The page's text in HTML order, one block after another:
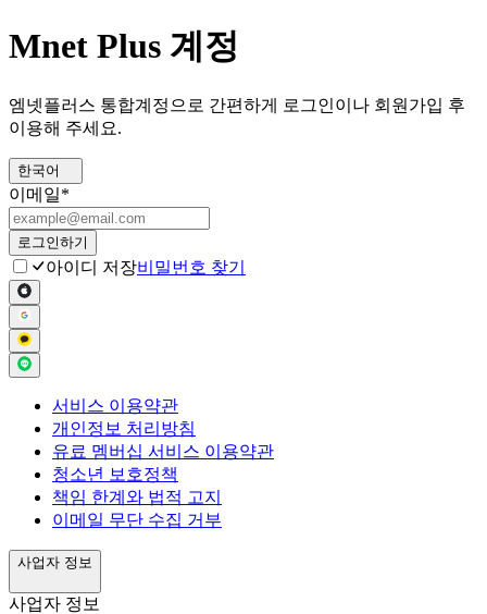
Mnet Plus 계정
엠넷플러스 통합계정으로 간편하게 로그인이나 회원가입 후
이용해 주세요.
한국어
이메일*
로그인하기
아이디 저장비밀번호 찾기
서비스 이용약관
개인정보 처리방침
유료 멤버십 서비스 이용약관
청소년 보호정책
책임 한계와 법적 고지
이메일 무단 수집 거부
사업자 정보
사업자 정보